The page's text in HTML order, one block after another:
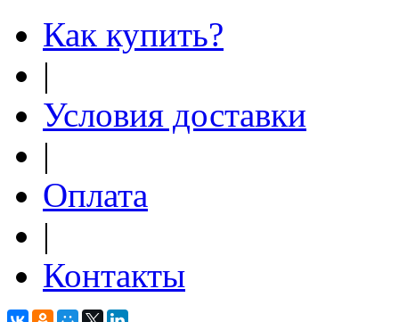
Как купить?
|
Условия доставки
|
Оплата
|
Контакты